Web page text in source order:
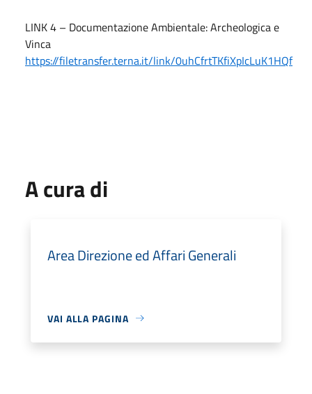
LINK 4 – Documentazione Ambientale: Archeologica e
Vinca
https://filetransfer.terna.it/link/0uhCfrtTKfiXpIcLuK1HQf
A cura di
Area Direzione ed Affari Generali
VAI ALLA PAGINA